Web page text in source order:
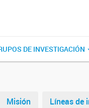
DE INVESTIGACIÓN
Misión Líneas de